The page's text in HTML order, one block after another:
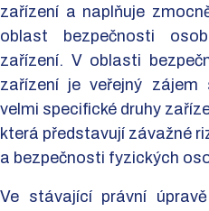
zařízení a naplňuje
oblast bezpečnosti
zařízení. V oblasti
zařízení je veřejný zájem
velmi specifické druhy
která představují závažné
a bezpečnosti fyzických
Ve stávající právní